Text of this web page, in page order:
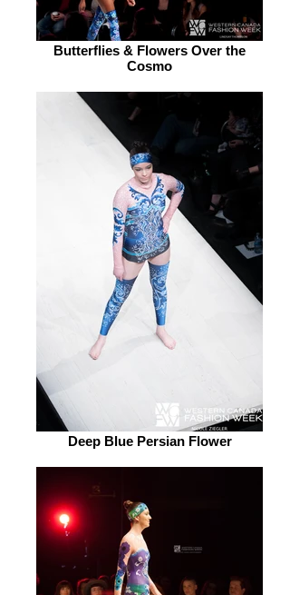
Butterflies & Flowers Over the
Cosmo
Deep Blue Persian Flower